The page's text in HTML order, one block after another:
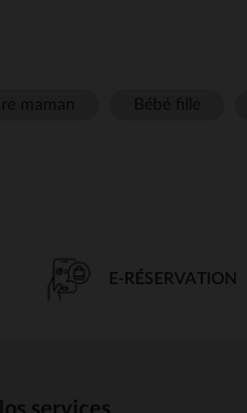
E-RÉSERVATION